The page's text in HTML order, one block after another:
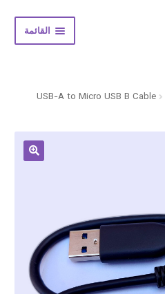
القائمة
menu
USB-A to Micro USB B Cable